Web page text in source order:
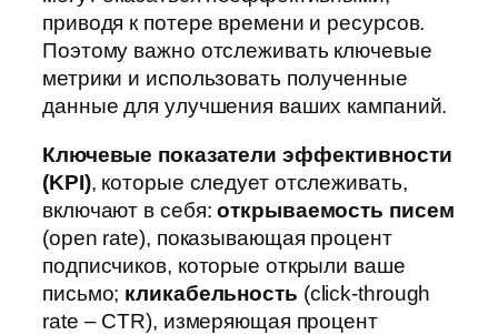
приводя к потере времени и ресурсов.
Поэтому важно отслеживать ключевые
метрики и использовать полученные
данные для улучшения ваших кампаний.
Ключевые показатели эффективности
(KPI), которые следует отслеживать,
включают в себя:открываемость писем
(open rate), показывающая процент
подписчиков, которые открыли ваше
письмо; кликабельность (click-through
rate – CTR), измеряющая процент